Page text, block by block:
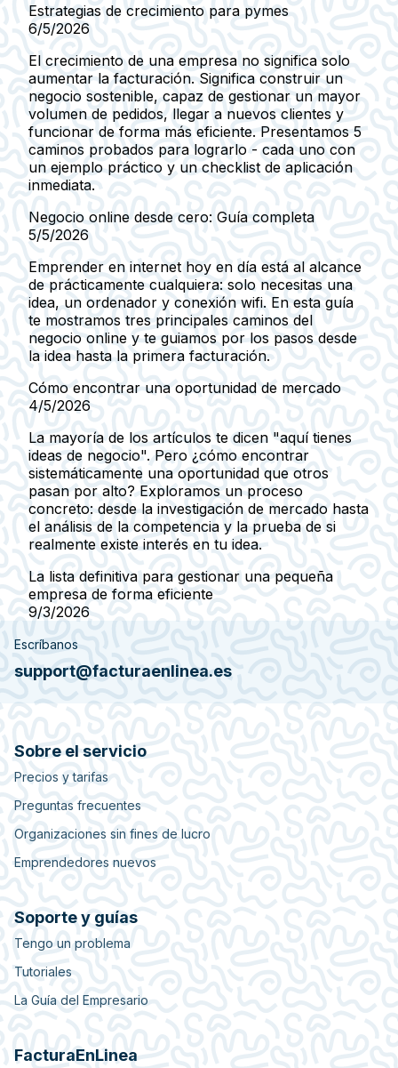
Estrategias de crecimiento para pymes
6/5/2026
El crecimiento de una empresa no significa solo
aumentar la facturación. Significa construir un
negocio sostenible, capaz de gestionar un mayor
volumen de pedidos, llegar a nuevos clientes y
funcionar de forma más eficiente. Presentamos 5
caminos probados para lograrlo - cada uno con
un ejemplo práctico y un checklist de aplicación
inmediata.
Negocio online desde cero: Guía completa
5/5/2026
Emprender en internet hoy en día está al alcance
de prácticamente cualquiera: solo necesitas una
idea, un ordenador y conexión wifi. En esta guía
te mostramos tres principales caminos del
negocio online y te guiamos por los pasos desde
la idea hasta la primera facturación.
Cómo encontrar una oportunidad de mercado
4/5/2026
La mayoría de los artículos te dicen "aquí tienes
ideas de negocio". Pero ¿cómo encontrar
sistemáticamente una oportunidad que otros
pasan por alto? Exploramos un proceso
concreto: desde la investigación de mercado hasta
el análisis de la competencia y la prueba de si
realmente existe interés en tu idea.
La lista definitiva para gestionar una pequeña
empresa de forma eficiente
9/3/2026
Escríbanos
support@facturaenlinea.es
Sobre el servicio
Precios y tarifas
Preguntas frecuentes
Organizaciones sin fines de lucro
Emprendedores nuevos
Soporte y guías
Tengo un problema
Tutoriales
La Guía del Empresario
FacturaEnLinea